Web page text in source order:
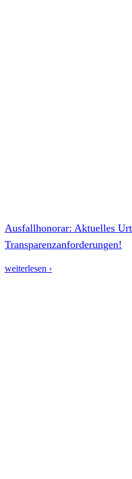
Ausfallhonorar: Aktuelles
Transparenzanforderungen!
weiterlesen ›